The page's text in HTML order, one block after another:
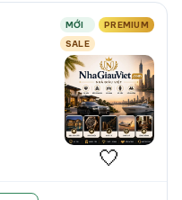
MỚI
PREMIUM
SALE
🤍